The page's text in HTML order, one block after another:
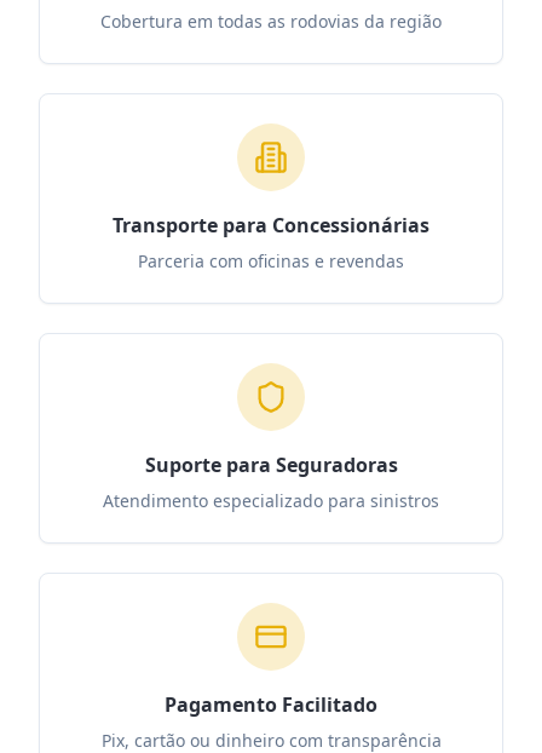
Cobertura em todas as rodovias da região
Transporte para Concessionárias
Parceria com oficinas e revendas
Suporte para Seguradoras
Atendimento especializado para sinistros
Pagamento Facilitado
Pix, cartão ou dinheiro com transparência